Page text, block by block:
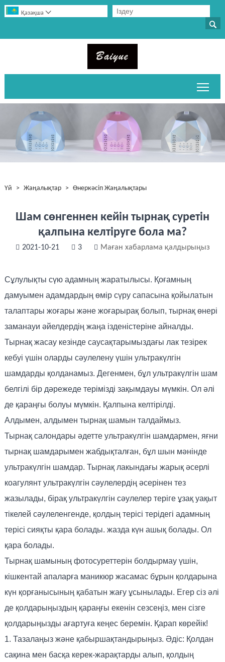

Қазақша 
Үй > Жаңалықтар > Өнеркәсіп Жаңалықтары
Шам сөнгеннен кейін тырнақ суретін
қалпына келтіруге бола ма?
2021-10-21 3 Маған хабарлама қалдырыңыз
Сұлулықты сүю адамның жаратылысы. Қоғамның
дамуымен адамдардың өмір сүру сапасына қойылатын
талаптары жоғары және жоғарырақ болып, тырнақ өнері
заманауи әйелдердің жаңа ізденістеріне айналды.
Тырнақ жасау кезінде саусақтарымыздағы лак тезірек
кебуі үшін оларды сәулелену үшін ультракүлгін
шамдарды қолданамыз. Дегенмен, бұл ультракүлгін шам
белгілі бір дәрежеде терімізді зақымдауы мүмкін. Ол әлі
де қараңғы болуы мүмкін. Қалпына келтірілді.
Алдымен, алдымен тырнақ шамын талдаймыз.
Тырнақ салондары әдетте ультракүлгін шамдармен, яғни
тырнақ шамдарымен жабдықталған, бұл шын мәнінде
ультракүлгін шамдар. Тырнақ лакындағы жарық әсерлі
коагулянт ультракүлгін сәулелердің әсерінен тез
жазылады, бірақ ультракүлгін сәулелер теріге ұзақ уақыт
тікелей сәулеленгенде, қолдың терісі терідегі адамның
терісі сияқты қара болады. жазда күн ашық болады. Ол
қара болады.
Тырнақ шамының фотосуреттерін болдырмау үшін,
кішкентай апаларға маникюр жасамас бұрын қолдарына
күн қорғанысының қабатын жағу ұсынылады. Егер сіз әлі
де қолдарыңыздың қараңғы екенін сезсеңіз, мен сізге
қолдарыңызды ағартуға кеңес беремін. Қарап көрейік!
1. Тазалаңыз және қабыршақтандырыңыз. Әдіс: Қолдан
сақина мен басқа керек-жарақтарды алып, қолдың